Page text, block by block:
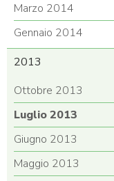
Marzo 2014
Gennaio 2014
2013
Ottobre 2013
Luglio 2013
Giugno 2013
Maggio 2013